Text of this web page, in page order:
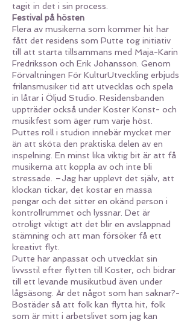
tagit in det i sin process.
Festival på hösten
Flera av musikerna som kommer hit har
fått det residens som Putte tog initiativ
till att starta tillsammans med Maja-Karin
Fredriksson och Erik Johansson. Genom
Förvaltningen För KulturUtveckling erbjuds
frilansmusiker tid att utvecklas och spela
in låtar i Öljud Studio. Residensbanden
uppträder också under Koster Konst- och
musikfest som äger rum varje höst.
Puttes roll i studion innebär mycket mer
än att sköta den praktiska delen av en
inspelning. En minst lika viktig bit är att få
musikerna att koppla av och inte bli
stressade. –Jag har upplevt det själv, att
klockan tickar, det kostar en massa
pengar och det sitter en okänd person i
kontrollrummet och lyssnar. Det är
otroligt viktigt att det blir en avslappnad
stämning och att man försöker få ett
kreativt flyt.
Putte har anpassat och utvecklat sin
livvsstil efter flytten till Koster, och bidrar
till ett levande musikutbud även under
lågsäsong. Är det något som han saknar?-
Bostäder så att folk kan flytta hit, folk
som är mitt i arbetslivet som jag kan